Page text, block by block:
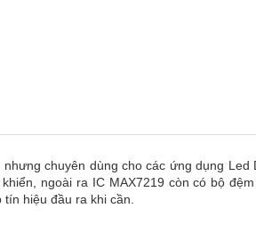
chuyên dùng cho các ứng dụng Led
ngoài ra IC MAX7219 còn có bộ
hiệu đầu ra khi cần.